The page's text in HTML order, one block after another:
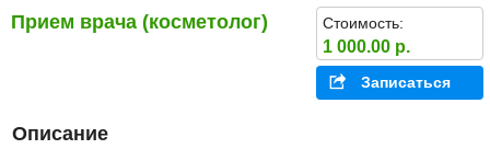
Прием врача (косметолог) Стоимость:
1 000.00 р.
Записаться
Описание